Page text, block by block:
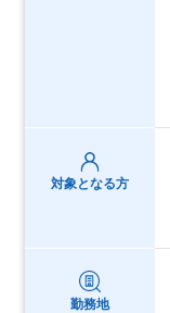
対象となる方
勤務地